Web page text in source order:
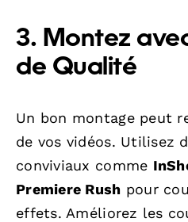
3. Montez
de Qualité
Un bon montage peut
de vos vidéos. Utilisez
conviviaux comme
Premiere Rush pour
effets. Améliorez les